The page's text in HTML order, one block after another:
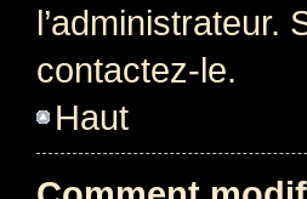
l’administrateur.
contactez-le.
Haut